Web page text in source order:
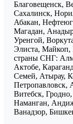
Благовещенск,
Сахалинск,
Абакан,
Магадан,
Уренгой,
Элиста, Майкоп,
страны СНГ:
Актобе,
Семей, Атырау,
Петропавловск,
Витебск,
Наманган,
Ванадзор,